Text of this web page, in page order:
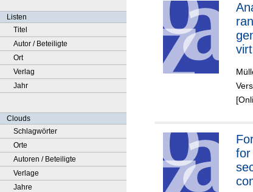
Listen
Titel
Autor / Beteiligte
Ort
Verlag
Jahr
Clouds
Schlagwörter
Orte
Autoren / Beteiligte
Verlage
Jahre
for